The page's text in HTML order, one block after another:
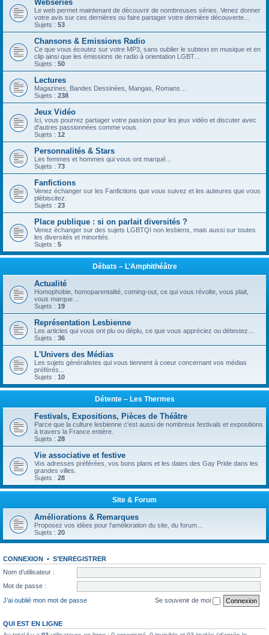
Webseries
Le web permet maintenant de découvrir de nombreuses séries. Venez donner
votre avis sur ces dernières ou faire partager votre dernière découverte...
Sujets : 53
Chansons & Emissions Radio
Ce que vous écoutez sur votre MP3, sans oublier le subtext en musique et en
clip ainsi que les émissions de radio à orientation LGBT…
Sujets : 50
Lectures
Magazines, Bandes Dessinées, Mangas, Romans…
Sujets : 238
Jeux Vidéo
Ici, vous pourrez partager votre passion pour les jeux vidéo et discuter avec
d'autres passionnées comme vous.
Sujets : 12
Personnalités & Stars
Les femmes et hommes qui vous ont marqué...
Sujets : 73
Fanfictions
Venez échanger sur les Fanfictions que vous suivez et les auteures que vous
plébiscitez.
Sujets : 23
Place publique : si on parlait diversités ?
Venez échanger sur des sujets LGBTQI non lesbiens, mais aussi sur toutes
les diversités et minorités.
Sujets : 5
Débats – L’Amphithéâtre
Actualité
Homophobie, homoparentalité, coming-out, ce qui vous révolte, vous plait,
vous marque…
Sujets : 19
Représentation Lesbienne
Les articles qui vous ont plu ou déplu, ce que vous appréciez ou détestez…
Sujets : 36
L'Univers des Médias
Les sujets généralistes qui vous tiennent à coeur concernant vos médias
préférés...
Sujets : 10
Détente – Les Thermes
Festivals, Expositions, Pièces de Théâtre
Parce que la culture lesbienne c'est aussi de nombreux festivals et expositions
à travers la France entière.
Sujets : 28
Vie associative et festive
Vos adresses préférées, vos bons plans et les dates des Gay Pride dans les
grandes villes.
Sujets : 28
Site & Forum
Améliorations & Remarques
Proposez vos idées pour l’amélioration du site, du forum…
Sujets : 20
CONNEXION • S’ENREGISTRER
Nom d’utilisateur :
Mot de passe :
J’ai oublié mon mot de passe
Se souvenir de moi
QUI EST EN LIGNE